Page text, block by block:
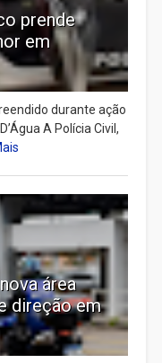
prende
em
durante ação
A Polícia Civil,
área
direção em